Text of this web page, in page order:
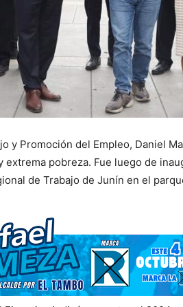
y Promoción del Empleo, Daniel
extrema pobreza. Fue luego de
de Trabajo de Junín en el